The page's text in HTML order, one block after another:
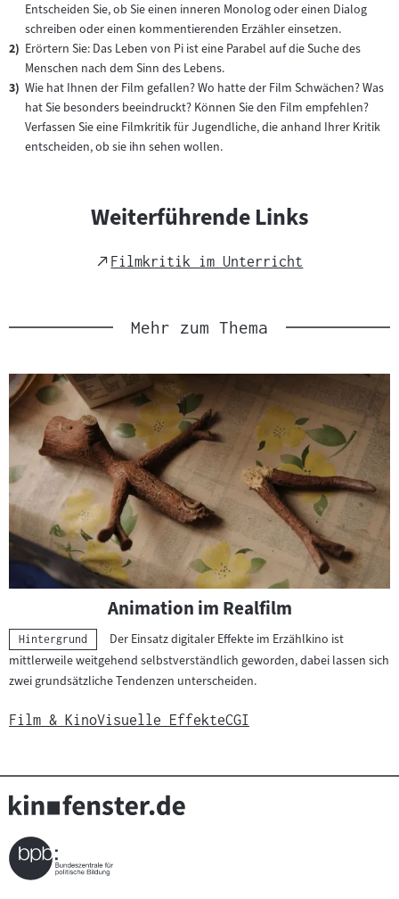
Entscheiden Sie, ob Sie einen inneren Monolog oder einen Dialog
schreiben oder einen kommentierenden Erzähler einsetzen.
Erörtern Sie: Das Leben von Pi ist eine Parabel auf die Suche des
Menschen nach dem Sinn des Lebens.
Wie hat Ihnen der Film gefallen? Wo hatte der Film Schwächen? Was
hat Sie besonders beeindruckt? Können Sie den Film empfehlen?
Verfassen Sie eine Filmkritik für Jugendliche, die anhand Ihrer Kritik
entscheiden, ob sie ihn sehen wollen.
Weiterführende Links
External
Filmkritik im Unterricht
Mehr zum Thema
Animation im Realfilm
Kategorie:
Hintergrund
Der Einsatz digitaler Effekte im Erzählkino ist
mittlerweile weitgehend selbstverständlich geworden, dabei lassen sich
zwei grundsätzliche Tendenzen unterscheiden.
Film & KinoVisuelle EffekteCGI